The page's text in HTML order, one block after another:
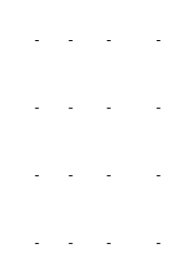
- - - -
- - - -
- - - -
- - - -